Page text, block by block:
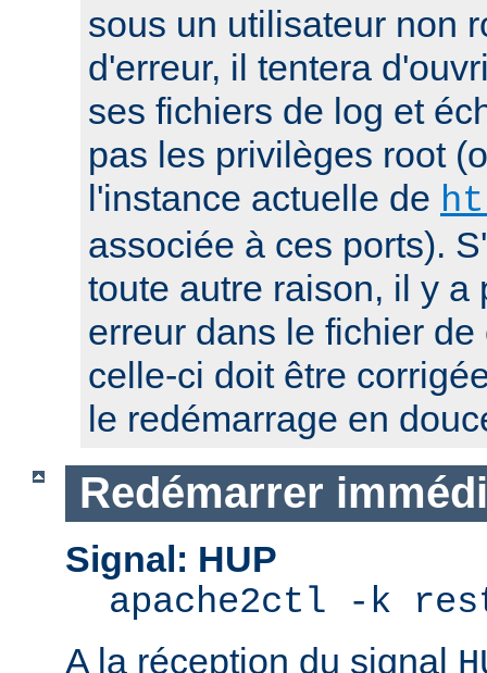
sous un utilisateur non
d'erreur, il tentera
ses fichiers de log et
pas les privilèges root
l'instance actuelle de
associée à ces ports).
toute autre raison, il y a
erreur dans le fichier
celle-ci doit être
le redémarrage en
Redémarrer
Signal: HUP
apache2ctl -k
A la réception du signal